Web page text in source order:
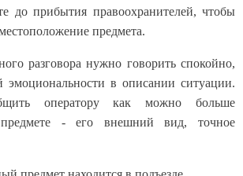
до прибытия правоохранителей, чтобы
предмета.
разговора нужно говорить спокойно,
эмоциональности в описании ситуации.
оператору как можно больше
- его внешний вид, точное